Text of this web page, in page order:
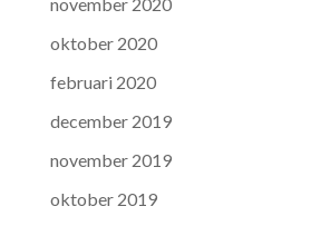
november 2020
oktober 2020
februari 2020
december 2019
november 2019
oktober 2019